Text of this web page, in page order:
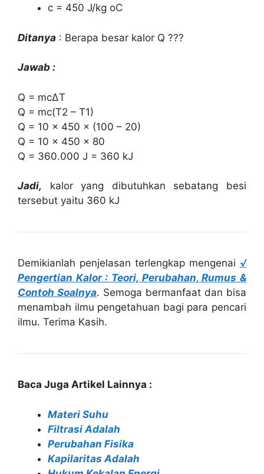
c = 450 J/kg oC
Ditanya : Berapa besar kalor Q ???
Jawab :
Q = mc∆T
Q = mc(T2 – T1)
Q = 10 × 450 × (100 – 20)
Q = 10 × 450 × 80
Q = 360.000 J = 360 kJ
Jadi, kalor yang dibutuhkan sebatang besi
tersebut yaitu 360 kJ
Demikianlah penjelasan terlengkap mengenai √
Pengertian Kalor : Teori, Perubahan, Rumus &
Contoh Soalnya. Semoga bermanfaat dan bisa
menambah ilmu pengetahuan bagi para pencari
ilmu. Terima Kasih.
Baca Juga Artikel Lainnya :
Materi Suhu
Filtrasi Adalah
Perubahan Fisika
Kapilaritas Adalah